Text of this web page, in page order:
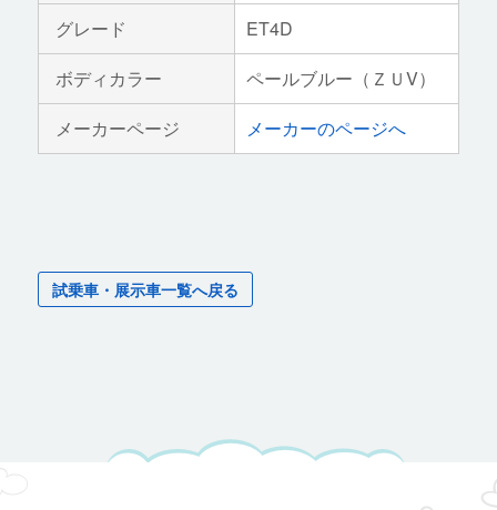
グレード
ET4D
ボディカラー
ペールブルー（ＺＵV）
メーカーページ
メーカーのページへ
試乗車・展示車一覧へ戻る